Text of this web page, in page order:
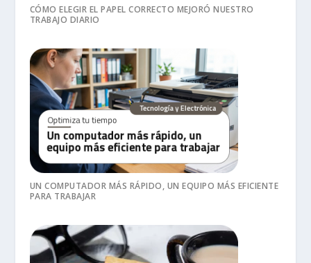
CÓMO ELEGIR EL PAPEL CORRECTO MEJORÓ NUESTRO
TRABAJO DIARIO
UN COMPUTADOR MÁS RÁPIDO, UN EQUIPO MÁS EFICIENTE
PARA TRABAJAR